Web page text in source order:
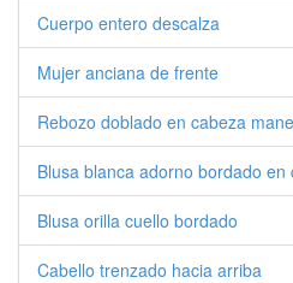
Cuerpo entero descalza
Mujer anciana de frente
Rebozo doblado en cabeza
Blusa blanca adorno bordado en
Blusa orilla cuello bordado
Cabello trenzado hacia arriba